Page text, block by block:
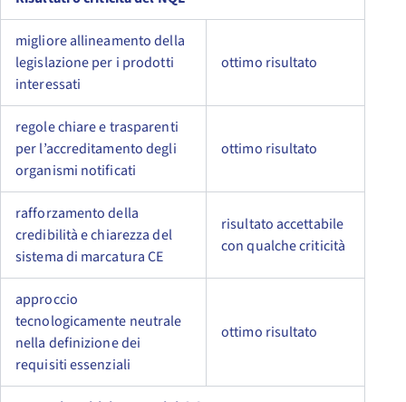
migliore allineamento della
legislazione per i prodotti
interessati
ottimo risultato
regole chiare e trasparenti
per l’accreditamento degli
organismi notificati
ottimo risultato
rafforzamento della
credibilità e chiarezza del
sistema di marcatura CE
risultato accettabile
con qualche criticità
approccio
tecnologicamente neutrale
nella definizione dei
requisiti essenziali
ottimo risultato